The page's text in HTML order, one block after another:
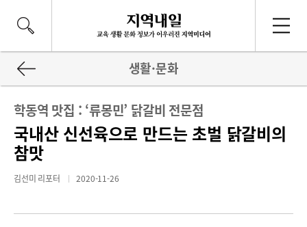
생활·문화
학동역 맛집 : ‘류몽민’ 닭갈비 전문점
국내산 신선육으로 만드는 초벌 닭갈비의
참맛
김선미 리포터 2020-11-26